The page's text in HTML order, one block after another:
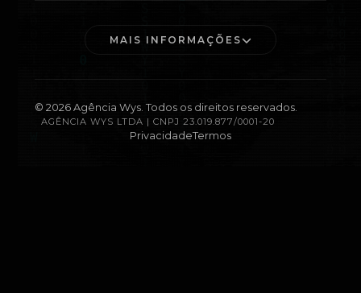
MAIS INFORMAÇÕES
© 2026Agência Wys. Todos os direitos reservados.
AGÊNCIA WYS LTDA | CNPJ 23.019.877/0001-20
PrivacidadeTermos